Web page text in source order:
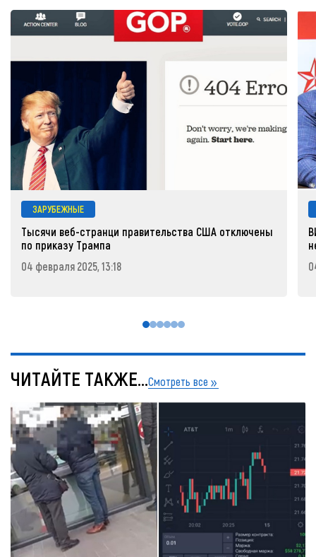
ЗАРУБЕЖНЫЕ
Тысячи веб-странци правительства США отключены
по приказу Трампа
04 февраля 2025, 13:18
ЧИТАЙТЕ ТАКЖЕ...Смотреть все